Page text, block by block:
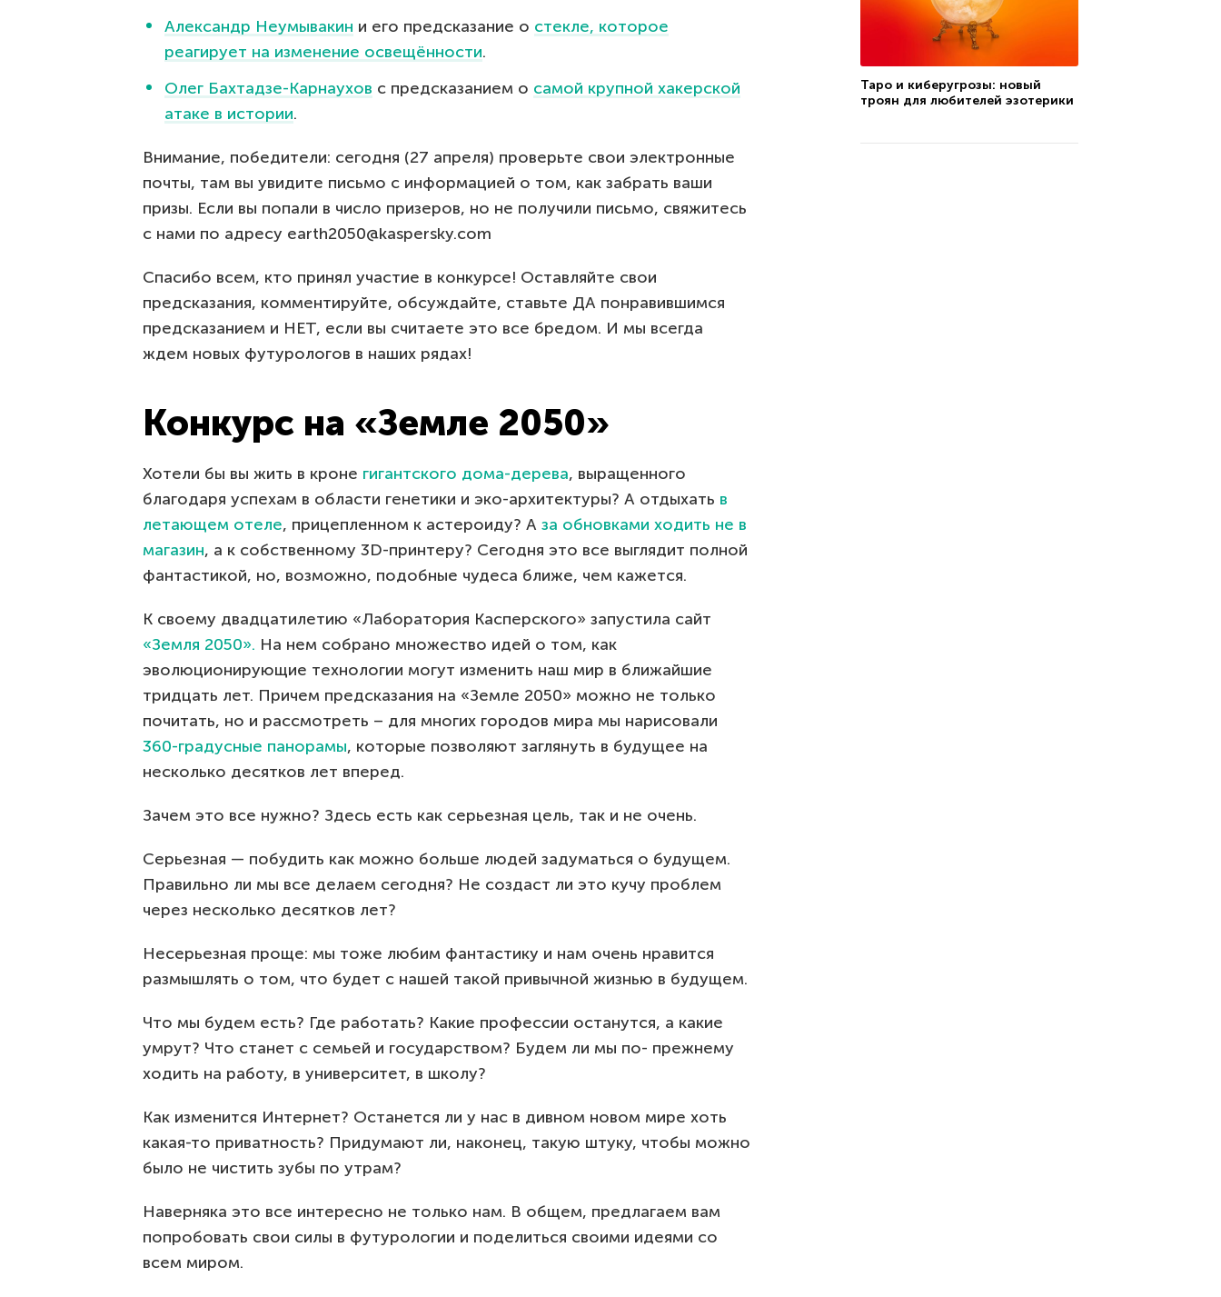
Александр Неумывакин и его предсказание о стекле, которое
реагирует на изменение освещённости.
Олег Бахтадзе-Карнаухов с предсказанием о самой крупной хакерской
атаке в истории.
Внимание, победители: сегодня (27 апреля) проверьте свои электронные
почты, там вы увидите письмо с информацией о том, как забрать ваши
призы. Если вы попали в число призеров, но не получили письмо, свяжитесь
с нами по адресу earth2050@kaspersky.com
Спасибо всем, кто принял участие в конкурсе! Оставляйте свои
предсказания, комментируйте, обсуждайте, ставьте ДА понравившимся
предсказанием и НЕТ, если вы считаете это все бредом. И мы всегда
ждем новых футурологов в наших рядах!
Конкурс на «Земле 2050»
Хотели бы вы жить в кроне гигантского дома-дерева, выращенного
благодаря успехам в области генетики и эко-архитектуры? А отдыхать в
летающем отеле, прицепленном к астероиду? А за обновками ходить не в
магазин, а к собственному 3D-принтеру? Сегодня это все выглядит полной
фантастикой, но, возможно, подобные чудеса ближе, чем кажется.
К своему двадцатилетию «Лаборатория Касперского» запустила сайт
«Земля 2050». На нем собрано множество идей о том, как
эволюционирующие технологии могут изменить наш мир в ближайшие
тридцать лет. Причем предсказания на «Земле 2050» можно не только
почитать, но и рассмотреть – для многих городов мира мы нарисовали
360-градусные панорамы, которые позволяют заглянуть в будущее на
несколько десятков лет вперед.
Зачем это все нужно? Здесь есть как серьезная цель, так и не очень.
Серьезная — побудить как можно больше людей задуматься о будущем.
Правильно ли мы все делаем сегодня? Не создаст ли это кучу проблем
через несколько десятков лет?
Несерьезная проще: мы тоже любим фантастику и нам очень нравится
размышлять о том, что будет с нашей такой привычной жизнью в будущем.
Что мы будем есть? Где работать? Какие профессии останутся, а какие
умрут? Что станет с семьей и государством? Будем ли мы по- прежнему
ходить на работу, в университет, в школу?
Как изменится Интернет? Останется ли у нас в дивном новом мире хоть
какая-то приватность? Придумают ли, наконец, такую штуку, чтобы можно
было не чистить зубы по утрам?
Наверняка это все интересно не только нам. В общем, предлагаем вам
попробовать свои силы в футурологии и поделиться своими идеями со
всем миром.
Таро и киберугрозы: новый
троян для любителей эзотерики